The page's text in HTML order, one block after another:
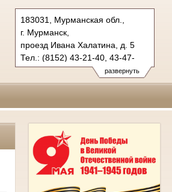
развернуть
183031, Мурманская обл.,
г. Мурманск,
проезд Ивана Халатина, д. 5
Тел.: (8152) 43-21-40, 43-47-
47 (ф)
len.mrm@sudrf.ru